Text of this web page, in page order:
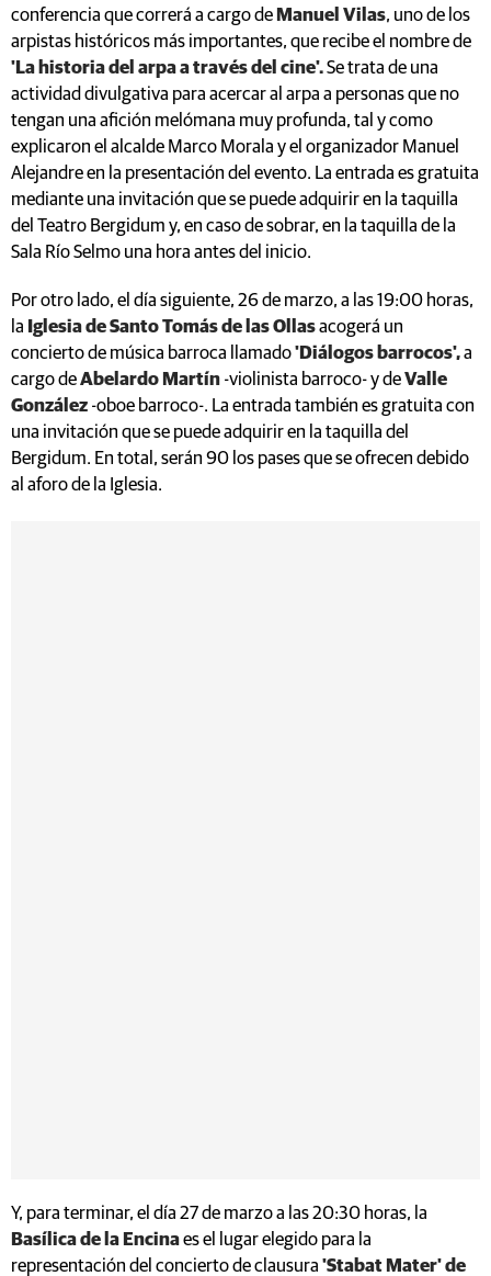
conferencia que correrá a cargo de Manuel Vilas, uno de los
arpistas históricos más importantes, que recibe el nombre de
'La historia del arpa a través del cine'.Se trata de una
actividad divulgativa para acercar al arpa a personas que no
tengan una afición melómana muy profunda, tal y como
explicaron el alcalde Marco Morala y el organizador Manuel
Alejandre en la presentación del evento. La entrada es gratuita
mediante una invitación que se puede adquirir en la taquilla
del Teatro Bergidum y, en caso de sobrar, en la taquilla de la
Sala Río Selmo una hora antes del inicio.
Por otro lado, el día siguiente, 26 de marzo, a las 19:00 horas,
la Iglesia de Santo Tomás de las Ollasacogerá un
concierto de música barroca llamado'Diálogos barrocos',a
cargo deAbelardo Martín -violinista barroco- y deValle
González -oboe barroco-. La entrada también es gratuita con
una invitación que se puede adquirir en la taquilla del
Bergidum. En total, serán 90 los pases que se ofrecen debido
al aforo de la Iglesia.
Y, para terminar, el día 27 de marzo a las 20:30 horas, la
Basílica de la Encinaes el lugar elegido para la
representación del concierto de clausura 'Stabat Mater' de